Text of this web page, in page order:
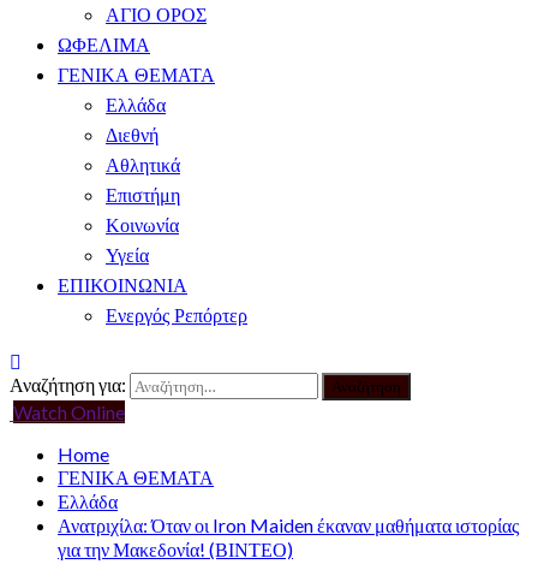
ΑΓΙΟ ΟΡΟΣ
ΩΦΕΛΙΜΑ
ΓΕΝΙΚΑ ΘΕΜΑΤΑ
Ελλάδα
Διεθνή
Αθλητικά
Επιστήμη
Κοινωνία
Υγεία
ΕΠΙΚΟΙΝΩΝΙΑ
Ενεργός Ρεπόρτερ
Αναζήτηση για:
Watch Online
Home
ΓΕΝΙΚΑ ΘΕΜΑΤΑ
Ελλάδα
Ανατριχίλα: Όταν οι Iron Maiden έκαναν μαθήματα ιστορίας
για την Μακεδονία! (ΒΙΝΤΕΟ)